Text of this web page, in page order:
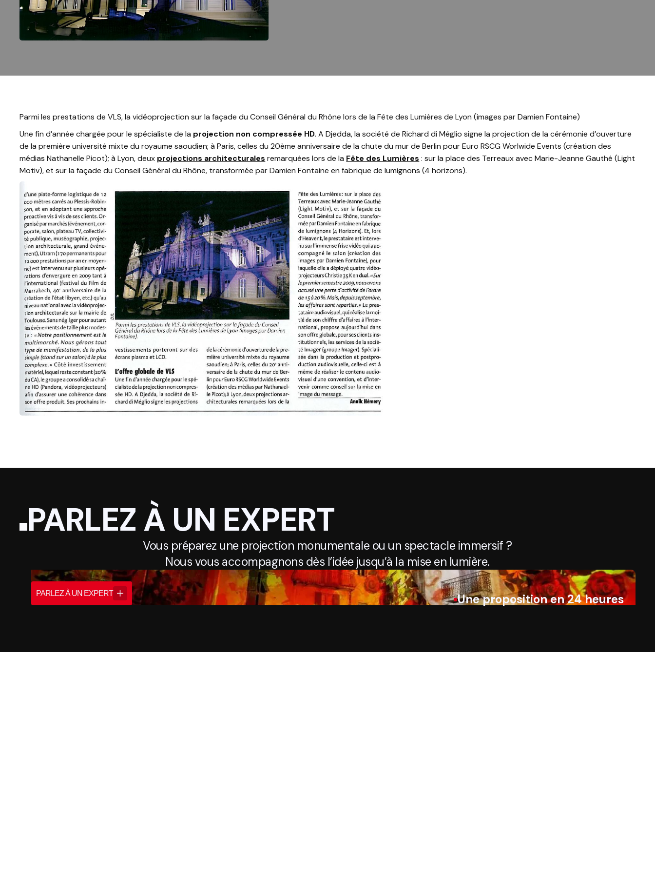
Parmi les prestations de VLS, la vidéoprojection sur la façade du Conseil Général du Rhône lors de la Fête des Lumières de Lyon (images par Damien Fontaine)
Une fin d’année chargée pour le spécialiste de la projection non compressée HD. A Djedda, la société de Richard di Méglio signe la projection de la cérémonie d’ouverture
de la première université mixte du royaume saoudien; à Paris, celles du 20ème anniversaire de la chute du mur de Berlin pour Euro RSCG Worlwide Events (création des
médias Nathanelle Picot); à Lyon, deux projections architecturales remarquées lors de la Fête des Lumières : sur la place des Terreaux avec Marie-Jeanne Gauthé (Light
Motiv), et sur la façade du Conseil Général du Rhône, transformée par Damien Fontaine en fabrique de lumignons (4 horizons).
PARLEZ À UN EXPERT
Vous préparez une projection monumentale ou un spectacle immersif ?
Nous vous accompagnons dès l’idée jusqu’à la mise en lumière.
PARLEZ À UN EXPERT Une proposition en 24 heures